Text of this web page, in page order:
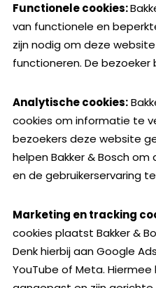
Functionele cookies:
van functionele en
zijn nodig om deze
functioneren. De bezoeker
Analytische cookies:
cookies om informatie te
bezoekers deze website
helpen Bakker & Bosch
en de gebruikerservaring
Marketing en tracking
cookies plaatst Bakker &
Denk hierbij aan Google
YouTube of Meta.